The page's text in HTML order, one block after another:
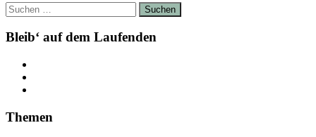
Suchen
nach:
Bleib‘ auf dem Laufenden
Themen